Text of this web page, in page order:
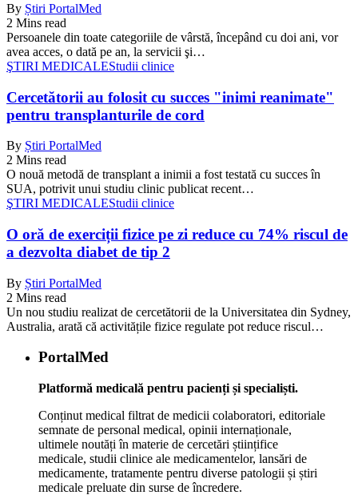
By Știri PortalMed
2 Mins read
Persoanele din toate categoriile de vârstă, începând cu doi ani, vor
avea acces, o dată pe an, la servicii şi…
ŞTIRI MEDICALEStudii clinice
Cercetătorii au folosit cu succes "inimi reanimate"
pentru transplanturile de cord
By Știri PortalMed
2 Mins read
O nouă metodă de transplant a inimii a fost testată cu succes în
SUA, potrivit unui studiu clinic publicat recent…
ŞTIRI MEDICALEStudii clinice
O oră de exerciții fizice pe zi reduce cu 74% riscul de
a dezvolta diabet de tip 2
By Știri PortalMed
2 Mins read
Un nou studiu realizat de cercetătorii de la Universitatea din Sydney,
Australia, arată că activitățile fizice regulate pot reduce riscul…
PortalMed
Platformă medicală pentru pacienți și specialiști.
Conținut medical filtrat de medicii colaboratori, editoriale
semnate de personal medical, opinii internaționale,
ultimele noutăți în materie de cercetări științifice
medicale, studii clinice ale medicamentelor, lansări de
medicamente, tratamente pentru diverse patologii și știri
medicale preluate din surse de încredere.